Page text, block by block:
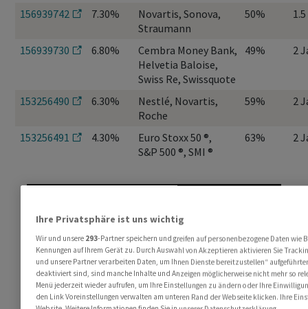
156939742 7.30%
Novartis, Sonova,
Straumann
50%
156939730 6.80%
Cembra Money Bank,
Helvetia Baloise,
Swiss Re, Swissquote
49% 2
153256490 6.30%
Nestlé, Novartis,
Roche
59% 2
153256491 4.30%
Euro Stoxx 50 ®,
S&P 500 ®, SMI ®
63% 2
Alle Neuemissionen sowie Opportunitäten im
Sekundärmarkt finden Sie auf
structuredproducts.raiffeisen.ch
Ihre Privatsphäre ist uns wichtig
Wir und unsere 293-Partner speichern und greifen auf personenbezogene Daten wie
Kennungen auf Ihrem Gerät zu. Durch Auswahl von Akzeptieren aktivieren Sie
und unsere Partner verarbeiten Daten, um Ihnen Dienste bereitzustellen“
deaktiviert sind, sind manche Inhalte und Anzeigen möglicherweise nicht mehr so
Menü jederzeit wieder aufrufen, um Ihre Einstellungen zu ändern oder Ihre
den Link Voreinstellungen verwalten am unteren Rand der Webseite klicken. Ihre